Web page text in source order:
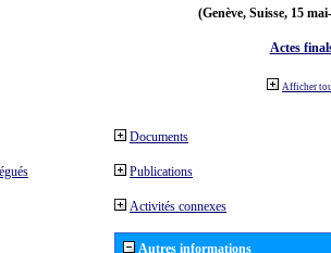
(Genève, Suisse, 15
Actes
Afficher
Documents
Publications
Activités connexes
Autres informations